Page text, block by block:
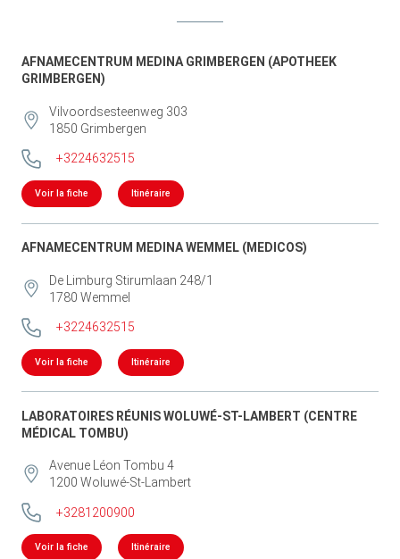
AFNAMECENTRUM MEDINA GRIMBERGEN (APOTHEEK
GRIMBERGEN)
Vilvoordsesteenweg 303
1850 Grimbergen
+3224632515
Voir la fiche Itinéraire
AFNAMECENTRUM MEDINA WEMMEL (MEDICOS)
De Limburg Stirumlaan 248/1
1780 Wemmel
+3224632515
Voir la fiche Itinéraire
LABORATOIRES RÉUNIS WOLUWÉ-ST-LAMBERT (CENTRE
MÉDICAL TOMBU)
Avenue Léon Tombu 4
1200 Woluwé-St-Lambert
+3281200900
Voir la fiche Itinéraire